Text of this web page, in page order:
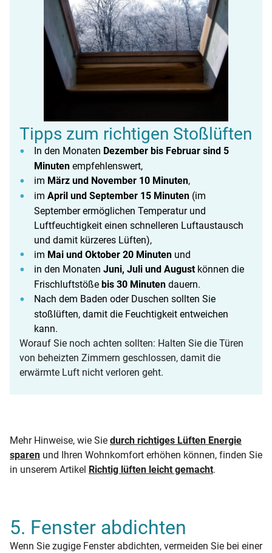
Tipps zum richtigen Stoßlüften
In den Monaten Dezember bis Februar sind 5
Minuten empfehlenswert,
im März und November 10 Minuten,
im April und September 15 Minuten (im
September ermöglichen Temperatur und
Luftfeuchtigkeit einen schnelleren Luftaustausch
und damit kürzeres Lüften),
im Mai und Oktober 20 Minuten und
in den Monaten Juni, Juli und Augustkönnen die
Frischluftstöße bis 30 Minuten dauern.
Nach dem Baden oder Duschen sollten Sie
stoßlüften, damit die Feuchtigkeit entweichen
kann.
Worauf Sie noch achten sollten: Halten Sie die Türen
von beheizten Zimmern geschlossen, damit die
erwärmte Luft nicht verloren geht.
Mehr Hinweise, wie Sie durch richtiges Lüften Energie
sparen und Ihren Wohnkomfort erhöhen können, finden Sie
in unserem Artikel Richtig lüften leicht gemacht.
5. Fenster abdichten
Wenn Sie zugige Fenster abdichten, vermeiden Sie bei einer